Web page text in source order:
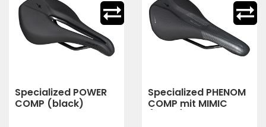
Specialized POWER
COMP (black)
Specialized PHENOM
COMP mit MIMIC